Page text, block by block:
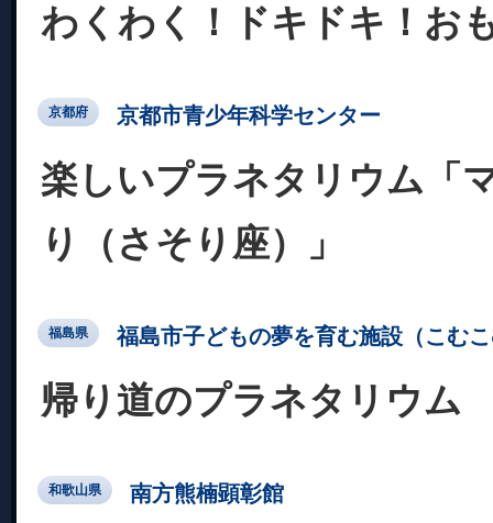
わくわく！ドキドキ！お
京都府 京都市青少年科学センター
楽しいプラネタリウム「
り（さそり座）」
福島県 福島市子どもの夢を育む施設（こむ
帰り道のプラネタリウム
和歌山県 南方熊楠顕彰館